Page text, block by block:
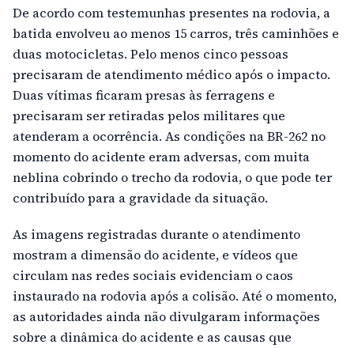
De acordo com testemunhas presentes na rodovia, a
batida envolveu ao menos 15 carros, três caminhões e
duas motocicletas. Pelo menos cinco pessoas
precisaram de atendimento médico após o impacto.
Duas vítimas ficaram presas às ferragens e
precisaram ser retiradas pelos militares que
atenderam a ocorrência. As condições na BR-262 no
momento do acidente eram adversas, com muita
neblina cobrindo o trecho da rodovia, o que pode ter
contribuído para a gravidade da situação.
As imagens registradas durante o atendimento
mostram a dimensão do acidente, e vídeos que
circulam nas redes sociais evidenciam o caos
instaurado na rodovia após a colisão. Até o momento,
as autoridades ainda não divulgaram informações
sobre a dinâmica do acidente e as causas que